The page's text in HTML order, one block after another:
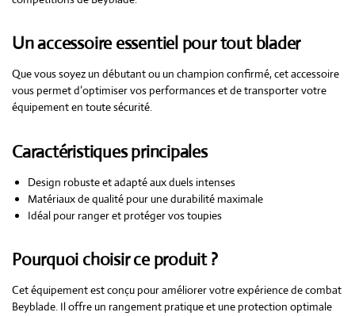
Un accessoire essentiel pour tout blader
Que vous soyez un débutant ou un champion confirmé, cet accessoire
vous permet d’optimiser vos performances et de transporter votre
équipement en toute sécurité.
Caractéristiques principales
Design robuste et adapté aux duels intenses
Matériaux de qualité pour une durabilité maximale
Idéal pour ranger et protéger vos toupies
Pourquoi choisir ce produit ?
Cet équipement est conçu pour améliorer votre expérience de combat
Beyblade. Il offre un rangement pratique et une protection optimale